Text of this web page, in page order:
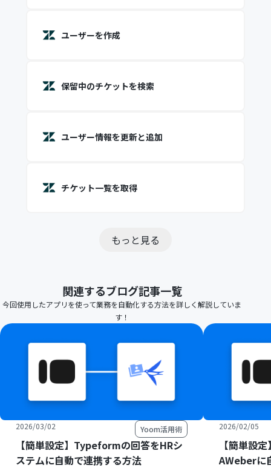
ユーザーを作成
保留中のチケットを検索
ユーザー情報を更新と追加
チケット一覧を取得
もっと見る
関連するブログ記事一覧
今回使用したアプリを使って業務を自動化する方法を詳しく解説していま
す！
2026/03/02 Yoom活用術
【簡単設定】Typeformの回答をHRシ
ステムに自動で連携する方法
2026/02/05
【簡単設
AWeberに